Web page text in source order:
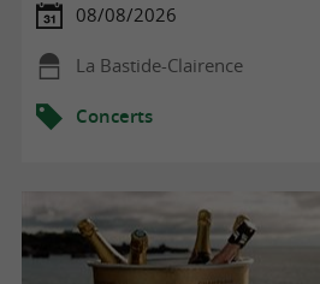
08/08/2026
La Bastide-Clairence
Concerts